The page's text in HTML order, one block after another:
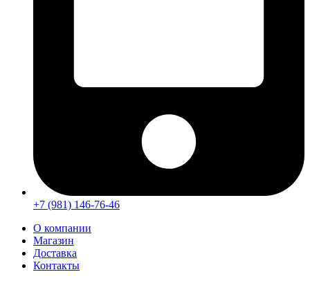
+7 (981) 146-76-46
О компании
Магазин
Доставка
Контакты